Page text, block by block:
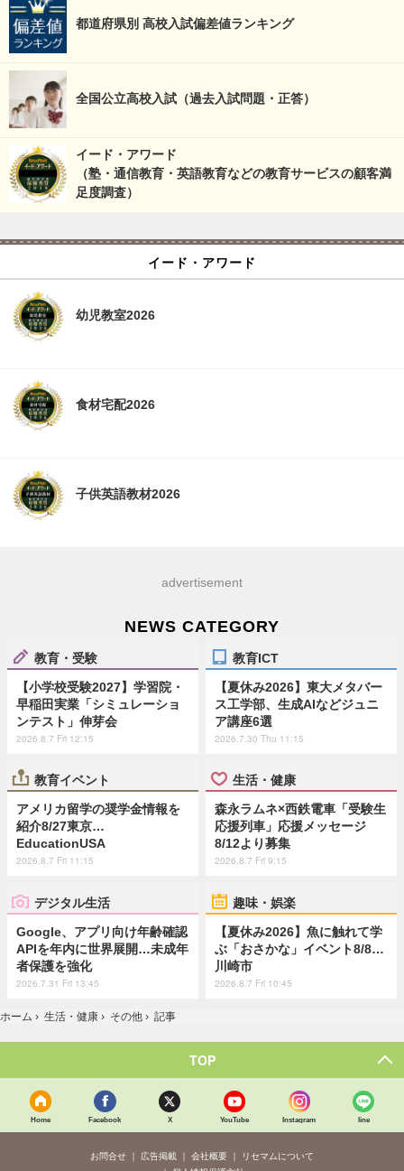
都道府県別 高校入試偏差値ランキング
全国公立高校入試（過去入試問題・正答）
イード・アワード
（塾・通信教育・英語教育などの教育サービスの顧客満
足度調査）
イード・アワード
幼児教室2026
食材宅配2026
子供英語教材2026
advertisement
NEWS CATEGORY
教育・受験
【小学校受験2027】学習院・
早稲田実業「シミュレーショ
ンテスト」伸芽会
2026.8.7 Fri 12:15
教育ICT
【夏休み2026】東大メタバー
ス工学部、生成AIなどジュニ
ア講座6選
2026.7.30 Thu 11:15
教育イベント
アメリカ留学の奨学金情報を
紹介8/27東京…
EducationUSA
2026.8.7 Fri 11:15
生活・健康
森永ラムネ×西鉄電車「受験生
応援列車」応援メッセージ
8/12より募集
2026.8.7 Fri 9:15
デジタル生活
Google、アプリ向け年齢確認
APIを年内に世界展開…未成年
者保護を強化
2026.7.31 Fri 13:45
趣味・娯楽
【夏休み2026】魚に触れて学
ぶ「おさかな」イベント8/8…
川崎市
2026.8.7 Fri 10:45
ホーム › 生活・健康 › その他 › 記事
TOP
Home Facebook X YouTube Instagram line
お問合せ 広告掲載 会社概要
リセマムについて